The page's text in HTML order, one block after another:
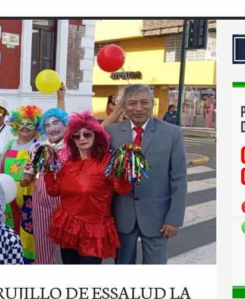
DE ESSALUD LA